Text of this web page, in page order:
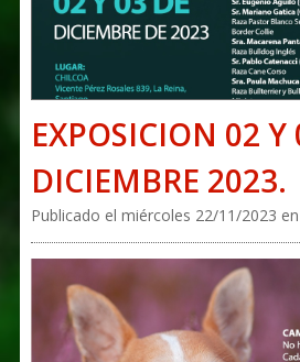
EXPOSICION 02 Y
DICIEMBRE 2023.
Publicado el miércoles 22/11/2023 en